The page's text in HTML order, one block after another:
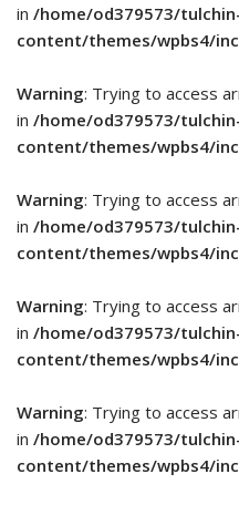
in /home/od379573/
content/themes/wpbs4/
Warning: Trying to access
in /home/od379573/
content/themes/wpbs4/
Warning: Trying to access
in /home/od379573/
content/themes/wpbs4/
Warning: Trying to access
in /home/od379573/
content/themes/wpbs4/
Warning: Trying to access
in /home/od379573/
content/themes/wpbs4/